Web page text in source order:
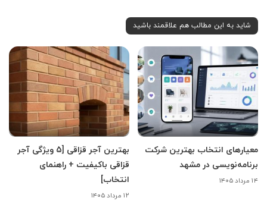
شاید به این مطالب هم علاقمند باشید
معیارهای انتخاب بهترین شرکت
برنامه‌نویسی در مشهد
۱۴ مرداد ۱۴۰۵
بهترین آجر قزاقی [5 ویژگی آجر
قزاقی باکیفیت + راهنمای
انتخاب]
۱۲ مرداد ۱۴۰۵